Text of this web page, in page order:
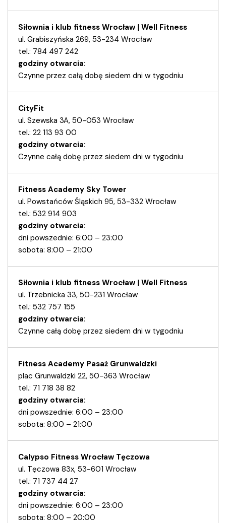
Siłownia i klub fitness Wrocław | Well Fitness
ul. Grabiszyńska 269, 53-234 Wrocław
tel.: 784 497 242
godziny otwarcia:
Czynne przez całą dobę siedem dni w tygodniu
CityFit
ul. Szewska 3A, 50-053 Wrocław
tel.: 22 113 93 00
godziny otwarcia:
Czynne całą dobę przez siedem dni w tygodniu
Fitness Academy Sky Tower
ul. Powstańców Śląskich 95, 53-332 Wrocław
tel.: 532 914 903
godziny otwarcia:
dni powszednie: 6:00 – 23:00
sobota: 8:00 – 21:00
Siłownia i klub fitness Wrocław | Well Fitness
ul. Trzebnicka 33, 50-231 Wrocław
tel.: 532 757 155
godziny otwarcia:
Czynne całą dobę przez siedem dni w tygodniu
Fitness Academy Pasaż Grunwaldzki
plac Grunwaldzki 22, 50-363 Wrocław
tel.: 71 718 38 82
godziny otwarcia:
dni powszednie: 6:00 – 23:00
sobota: 8:00 – 21:00
Calypso Fitness Wrocław Tęczowa
ul. Tęczowa 83x, 53-601 Wrocław
tel.: 71 737 44 27
godziny otwarcia:
dni powszednie: 6:00 – 23:00
sobota: 8:00 – 20:00